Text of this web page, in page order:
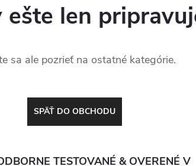
len
sa ale pozrieť na ostatné kategórie.
SPÄŤ DO OBCHODU
TESTOVANÉ & OVERENÉ V